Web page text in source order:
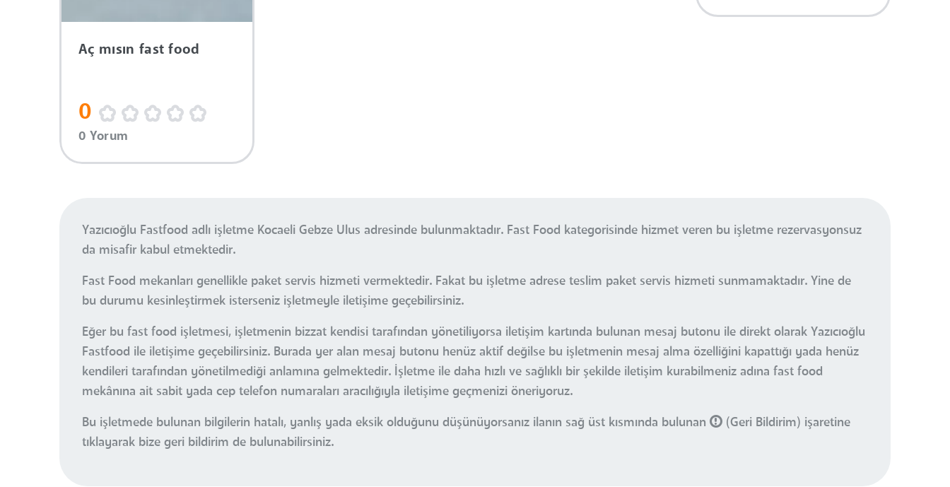
Aç mısın fast food
0
0 Yorum
Yazıcıoğlu Fastfood adlı işletme Kocaeli Gebze Ulus adresinde bulunmaktadır. Fast Food kategorisinde hizmet veren bu işletme rezervasyonsuz
da misafir kabul etmektedir.
Fast Food mekanları genellikle paket servis hizmeti vermektedir. Fakat bu işletme adrese teslim paket servis hizmeti sunmamaktadır. Yine de
bu durumu kesinleştirmek isterseniz işletmeyle iletişime geçebilirsiniz.
Eğer bu fast food işletmesi, işletmenin bizzat kendisi tarafından yönetiliyorsa iletişim kartında bulunan mesaj butonu ile direkt olarak Yazıcıoğlu
Fastfood ile iletişime geçebilirsiniz. Burada yer alan mesaj butonu henüz aktif değilse bu işletmenin mesaj alma özelliğini kapattığı yada henüz
kendileri tarafından yönetilmediği anlamına gelmektedir. İşletme ile daha hızlı ve sağlıklı bir şekilde iletişim kurabilmeniz adına fast food
mekânına ait sabit yada cep telefon numaraları aracılığıyla iletişime geçmenizi öneriyoruz.
Bu işletmede bulunan bilgilerin hatalı, yanlış yada eksik olduğunu düşünüyorsanız ilanın sağ üst kısmında bulunan
(Geri Bildirim) işaretine
tıklayarak bize geri bildirim de bulunabilirsiniz.